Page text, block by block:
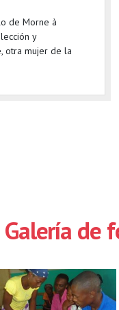
de Morne à
y
otra mujer de la
Galería de